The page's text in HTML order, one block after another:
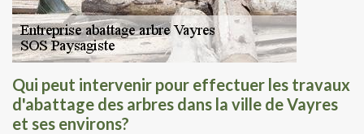
Qui peut intervenir pour effectuer les travaux
d'abattage des arbres dans la ville de Vayres
et ses environs?